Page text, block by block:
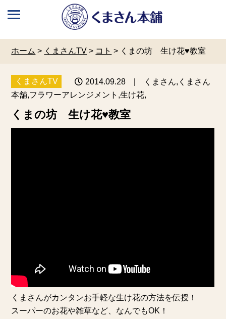
ホーム > くまさんTV > コト > くまの坊 生け花♥教室
くまさんTV 2014.09.28 | くまさん,くまさん
本舗,フラワーアレンジメント,生け花,
くまの坊 生け花♥教室
くまさんがカンタンお手軽な生け花の方法を伝授！
スーパーのお花や雑草など、なんでもOK！